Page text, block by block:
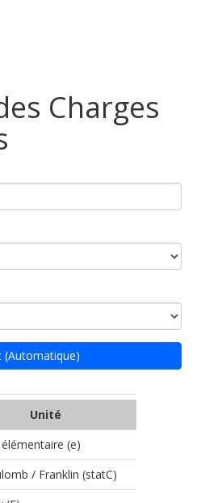
Charges
(Automatique)
Unité
(e)
/ Franklin (statC)